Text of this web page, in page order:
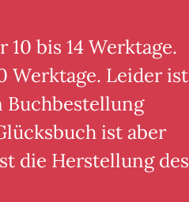
bis 14 Werktage.
Werktage. Leider ist
Buchbestellung
ist aber
die Herstellung des